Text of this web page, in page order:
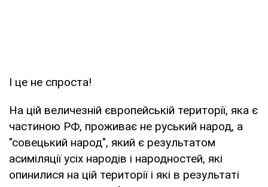
І це не спроста!
На цій величезній європейській території, яка є
частиною РФ, проживає не руський народ, а
"совецький народ", який є результатом
асиміляції усіх народів і народностей, які
опинилися на цій території і які в результаті